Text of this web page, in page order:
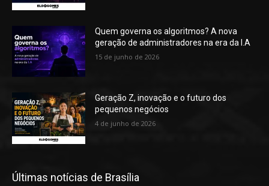
Quem governa os algoritmos? A nova
geração de administradores na era da I.A
15 de junho de 2026
Geração Z, inovação e o futuro dos
pequenos negócios
4 de junho de 2026
Últimas notícias de Brasília